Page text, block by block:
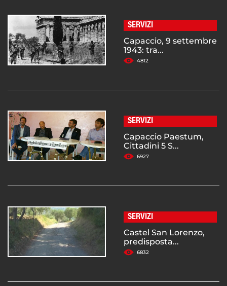
SERVIZI
Capaccio, 9 settembre
1943: tra...
4812
SERVIZI
Capaccio Paestum,
Cittadini 5 S...
6927
SERVIZI
Castel San Lorenzo,
predisposta...
6832